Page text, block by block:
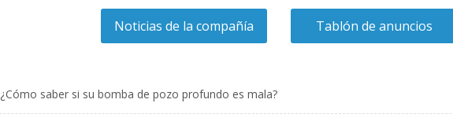
Noticias de la compañía Tablón de anuncios
¿Cómo saber si su bomba de pozo profundo es mala?